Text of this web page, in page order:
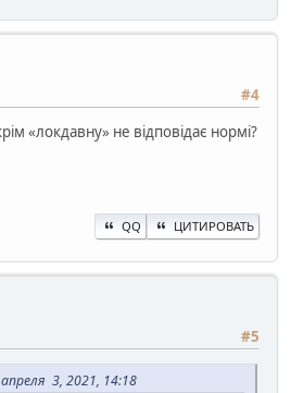
#4
«локдавну» не відповідає нормі?
QQ ЦИТИРОВАТЬ
#5
3, 2021, 14:18